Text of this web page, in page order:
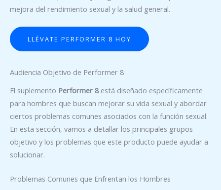
mejora del rendimiento sexual y la salud general.
LLÉVATE PERFORMER 8 HOY
Audiencia Objetivo de Performer 8
El suplemento Performer 8está diseñado específicamente
para hombres que buscan mejorar su vida sexual y abordar
ciertos problemas comunes asociados con la función sexual.
En esta sección, vamos a detallar los principales grupos
objetivo y los problemas que este producto puede ayudar a
solucionar.
Problemas Comunes que Enfrentan los Hombres